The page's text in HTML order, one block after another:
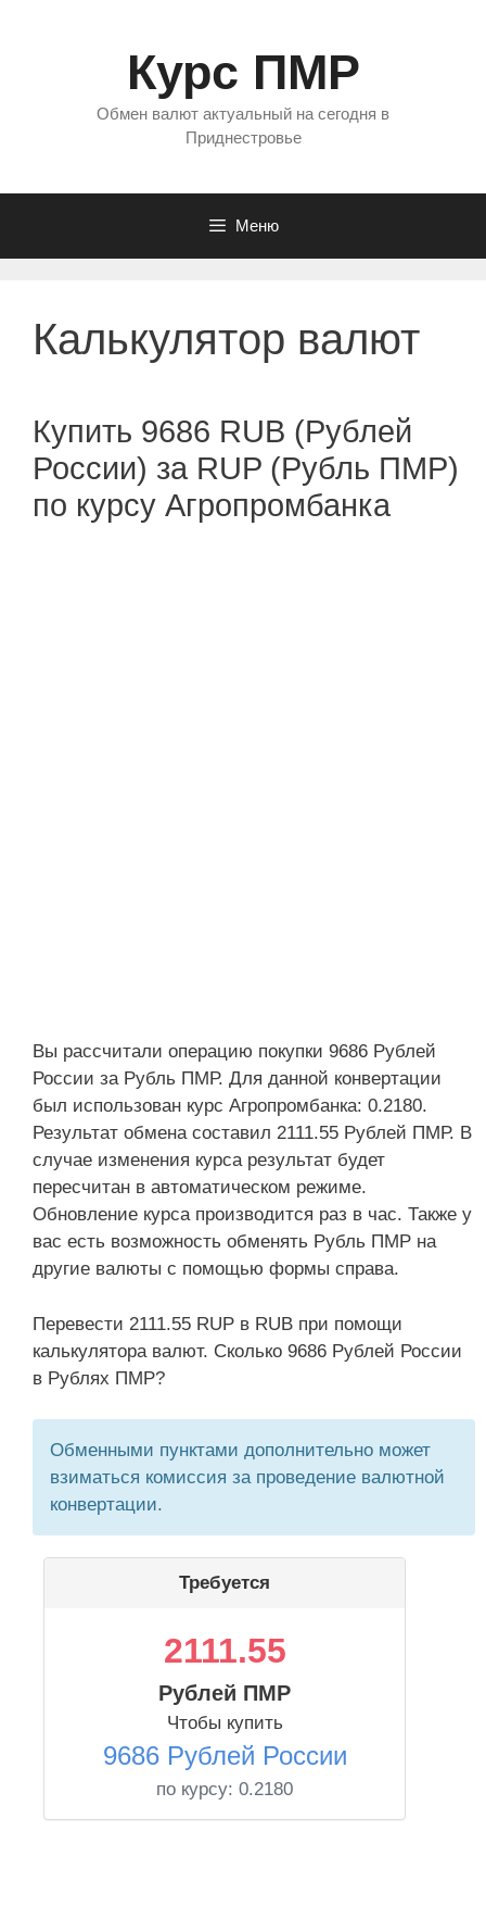
Курс ПМР
Обмен валют актуальный на сегодня в
Приднестровье
Меню
Калькулятор валют
Купить 9686 RUB (Рублей
России) за RUP (Рубль ПМР)
по курсу Агропромбанка
Вы рассчитали операцию покупки 9686 Рублей
России за Рубль ПМР. Для данной конвертации
был использован курс Агропромбанка: 0.2180.
Результат обмена составил 2111.55 Рублей ПМР. В
случае изменения курса результат будет
пересчитан в автоматическом режиме.
Обновление курса производится раз в час. Также у
вас есть возможность обменять Рубль ПМР на
другие валюты с помощью формы справа.
Перевести 2111.55 RUP в RUB при помощи
калькулятора валют. Сколько 9686 Рублей России
в Рублях ПМР?
Обменными пунктами дополнительно может
взиматься комиссия за проведение валютной
конвертации.
Требуется
2111.55
Рублей ПМР
Чтобы купить
9686 Рублей России
по курсу: 0.2180